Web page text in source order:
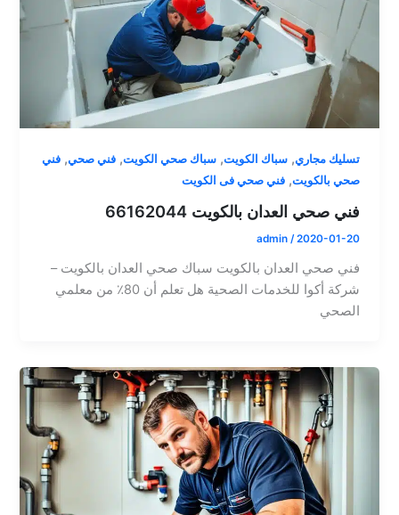
تسليك مجاري,سباك الكويت,سباك صحي الكويت,فني صحي,فني
صحي بالكويت,فني صحي فى الكويت
فني صحي العدان بالكويت 66162044
admin /2020-01-20
فني صحي العدان بالكويت سباك صحي العدان بالكويت –
شركة أكوا للخدمات الصحية هل تعلم أن 80٪ من معلمي
الصحي